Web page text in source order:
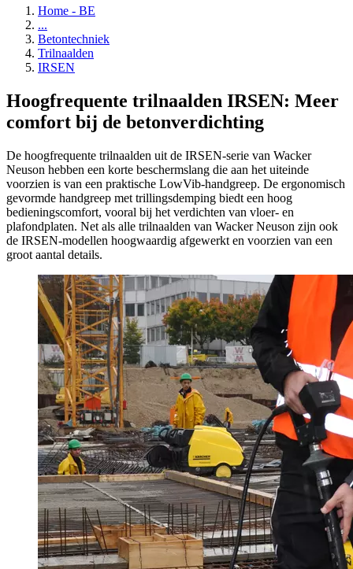
Home - BE
...
Betontechniek
Trilnaalden
IRSEN
Hoogfrequente trilnaalden IRSEN: Meer
comfort bij de betonverdichting
De hoogfrequente trilnaalden uit de IRSEN-serie van Wacker
Neuson hebben een korte beschermslang die aan het uiteinde
voorzien is van een praktische LowVib-handgreep. De ergonomisch
gevormde handgreep met trillingsdemping biedt een hoog
bedieningscomfort, vooral bij het verdichten van vloer- en
plafondplaten. Net als alle trilnaalden van Wacker Neuson zijn ook
de IRSEN-modellen hoogwaardig afgewerkt en voorzien van een
groot aantal details.